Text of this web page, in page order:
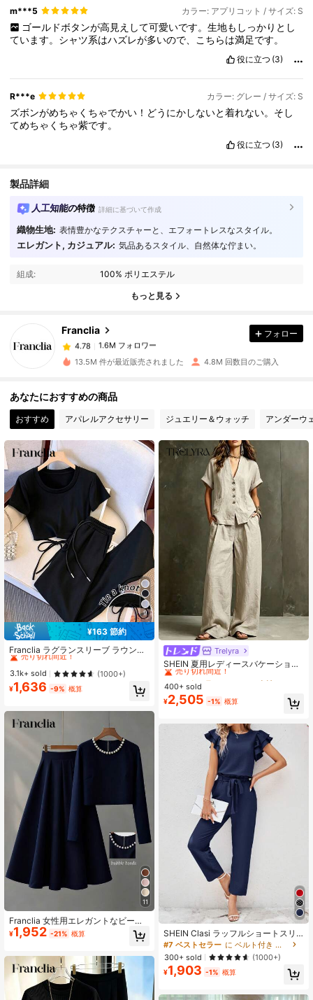
m***5 カラー: アプリコット / サイズ: S
ゴールドボタンが高見えして可愛いです。生地もしっかりとし
ています。シャツ系はハズレが多いので、こちらは満足です。
役に立つ (3)
R***e カラー: グレー / サイズ: S
ズボンがめちゃくちゃでかい！どうにかしないと着れない。そし
てめちゃくちゃ紫です。
役に立つ (3)
製品詳細
人工知能の特徴 詳細に基づいて作成
織物生地: 表情豊かなテクスチャーと、エフォートレスなスタイル。
エレガント, カジュアル: 気品あるスタイル、自然体な佇まい。
組成: 100% ポリエステル
もっと見る
Franclia
4.78 1.6M フォロワー
1.6M フォロワー
4.78
1.6M フォロワー
f***m
は2時間前 に購入しました
4.78 1.6M フォロワー
4.78
4.78 1.6M フォロワー
4.78 1.6M フォロワー
4.78 1.6M フォロワー
4.78 1.6M フォロワー
4.78
フォロー
13.5M 件が最近販売されました 4.8M 回数目のご購入
あなたにおすすめの商品
おすすめ アパレルアクセサリー ジュエリー＆ウォッチ アンダーウ
9
¥163 節約
Franclia ラグランスリーブ ラウンド
ネック トップス + ストレートレッグ
スラントポケットパンツ マッチング
セット
#1 ベストセラー
に ドローストリング 女性用ツーピース衣装
売り切れ間近！
#1 ベストセラー
売り切れ間近！
#1 ベストセラー
売り切れ間近！
#1 ベストセラー
3.1k+ sold (1000+)
¥1,636 -9% 概算
11
Franclia 女性用エレガントなビーズ
装飾クロップドトップ&スカートセッ
¥1,952 -21% 概算
Trelyra
SHEIN 夏用レディースバケーション
カジュアル通勤デイリーワーク集ま
り快適ミニマリストスタイルリネン
半袖カーディガンジャケットロング
パンツ2点セット
#1 ベストセラー
売り切れ間近！
#1 ベストセラー
売り切れ間近！
#1 ベストセラー
売り切れ間近！
#1 ベストセラー
400+ sold
¥2,505 -1% 概算
SHEIN Clasi ラッフルショートスリ
ーブシャツ & 取り外し可能ベルト付
きパンツ セット 2点
#7 ベストセラー
に ベルト付き レディースコーデ
300+ sold
(1000+)
¥1,903 -1% 概算